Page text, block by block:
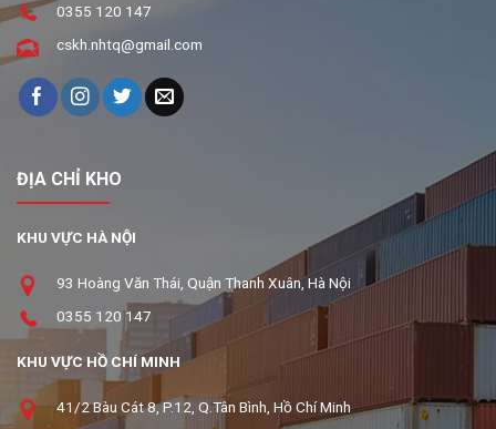
0355 120 147
cskh.nhtq@gmail.com
ĐỊA CHỈ KHO
KHU VỰC HÀ NỘI
93 Hoàng Văn Thái, Quận Thanh Xuân, Hà Nội
0355 120 147
KHU VỰC HỒ CHÍ MINH
41/2 Bàu Cát 8, P.12, Q.Tân Bình, Hồ Chí Minh